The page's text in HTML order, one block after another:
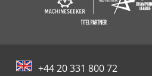
+44 20 331 800 72